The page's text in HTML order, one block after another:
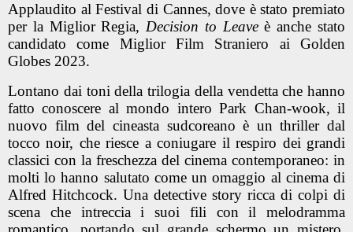
Applaudito al Festival di Cannes, dove è stato premiato
per la Miglior Regia,Decision to Leaveè anche stato
candidato come Miglior Film Straniero ai Golden
Globes 2023.
Lontano dai toni della trilogia della vendetta che hanno
fatto conoscere al mondo intero Park Chan-wook, il
nuovo film del cineasta sudcoreano è un thriller dal
tocco noir, che riesce a coniugare il respiro dei grandi
classici con la freschezza del cinema contemporaneo: in
molti lo hanno salutato come un omaggio al cinema di
Alfred Hitchcock. Una detective story ricca di colpi di
scena che intreccia i suoi fili con il melodramma